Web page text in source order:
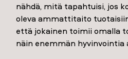
nähdä, mitä tapahtuisi, jos
oleva ammattitaito
että jokainen toimii omalla
näin enemmän hyvinvointia